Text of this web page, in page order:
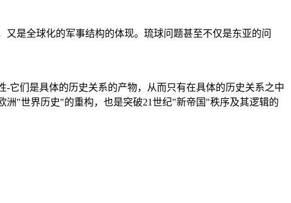
是全球化的军事结构的体现。琉球问题甚至不仅是东亚的问
它们是具体的历史关系的产物，从而只有在具体的历史关系之中
"世界历史"的重构，也是突破21世纪"新帝国"秩序及其逻辑的